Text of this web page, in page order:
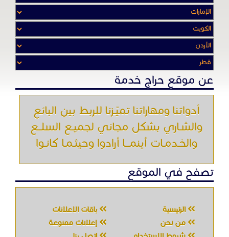
عن موقع حراج خدمة
أدواتنا ومهاراتنا تميّـزنا للربط بين البائع
والشـاري بشكل مجاني لجميـع السلــع
والخـدمـات أينمـــا أرادوا وحيثـمـا كانـوا
تصفح في الموقع
الرئيسية
باقات الإعلانات
من نحن
إعلانات ممنوعة